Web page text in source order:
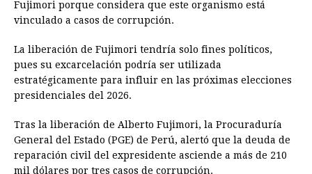
Fujimori porque considera que este organismo está
vinculado a casos de corrupción.
La liberación de Fujimori tendría solo fines políticos,
pues su excarcelación podría ser utilizada
estratégicamente para influir en las próximas elecciones
presidenciales del 2026.
Tras la liberación de Alberto Fujimori, la Procuraduría
General del Estado (PGE) de Perú, alertó que la deuda de
reparación civil del expresidente asciende a más de 210
mil dólares por tres casos de corrupción.